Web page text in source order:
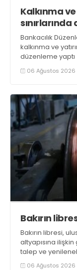
Kalkınma
Bankacılık
kalkınma ve
düzenleme yaptı
06 Ağustos 2026
Bakırın
Bakırın libresi,
altyapısına
talep ve
ulaşarak tarihi
06 Ağustos 2026